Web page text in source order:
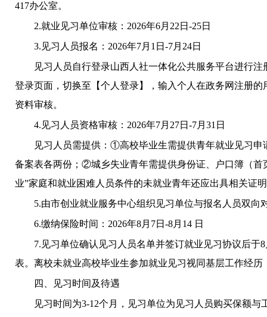
417办公室。
2.就业见习单位审核：2026年6月22日-25日
3.见习人员报名：2026年7月1日-7月24日
见习人员自行登录山西人社一体化公共服务平台进行
登录页面，切换至【个人登录】，输入个人在政务网注册
资料审核。
4.见习人员资格审核：2026年7月27日-7月31日
见习人员需提供： ①高校毕业生需提供青年就业见习申
备案表各两份；②城乡失业青年需提供身份证、户口簿（
业”家庭和就业困难人员条件的未就业青年还应出具相关证
5.由市创业就业服务中心组织见习单位与报名人员双向
6.缴纳保险时间：2026年8月7日-8月14 日
7.见习单位确认见习人员名单并签订就业见习协议后于8
表。离校未就业高校毕业生参加就业见习视同基层工作经历
四、见习时间及待遇
见习时间为3-12个月，见习单位为见习人员购买保额